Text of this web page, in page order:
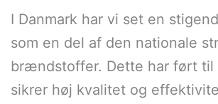
I Danmark har vi set en
som en del af den nationale
brændstoffer. Dette har ført til
sikrer høj kvalitet og